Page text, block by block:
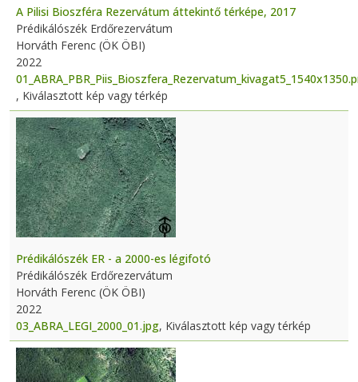
A Pilisi Bioszféra Rezervátum áttekintő térképe, 2017
Prédikálószék Erdőrezervátum
Horváth Ferenc (ÖK ÖBI)
2022
, Kiválasztott kép vagy térkép
Prédikálószék ER - a 2000-es légifotó
Prédikálószék Erdőrezervátum
Horváth Ferenc (ÖK ÖBI)
2022
03_ABRA_LEGI_2000_01.jpg, Kiválasztott kép vagy térkép